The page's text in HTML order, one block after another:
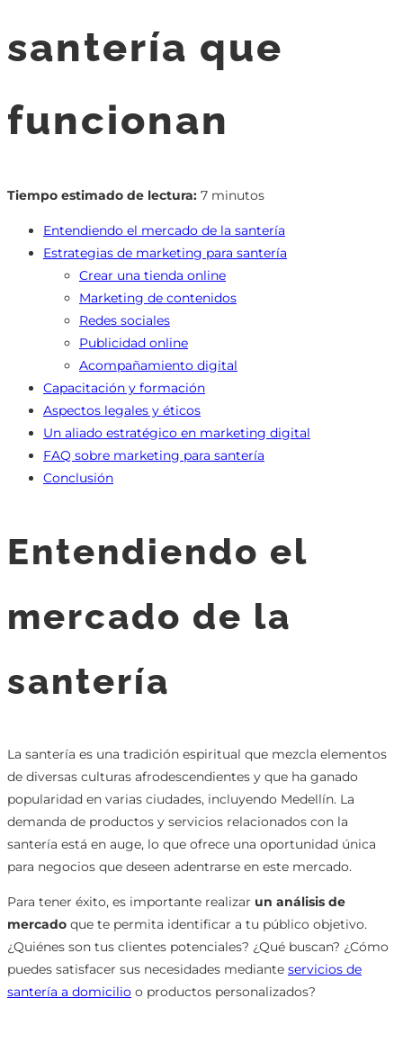
santería que
funcionan
Tiempo estimado de lectura: 7 minutos
Entendiendo el mercado de la santería
Estrategias de marketing para santería
Crear una tienda online
Marketing de contenidos
Redes sociales
Publicidad online
Acompañamiento digital
Capacitación y formación
Aspectos legales y éticos
Un aliado estratégico en marketing digital
FAQ sobre marketing para santería
Conclusión
Entendiendo el
mercado de la
santería
La santería es una tradición espiritual que mezcla elementos
de diversas culturas afrodescendientes y que ha ganado
popularidad en varias ciudades, incluyendo Medellín. La
demanda de productos y servicios relacionados con la
santería está en auge, lo que ofrece una oportunidad única
para negocios que deseen adentrarse en este mercado.
Para tener éxito, es importante realizar un análisis de
mercado que te permita identificar a tu público objetivo.
¿Quiénes son tus clientes potenciales? ¿Qué buscan? ¿Cómo
puedes satisfacer sus necesidades mediante servicios de
santería a domicilio o productos personalizados?